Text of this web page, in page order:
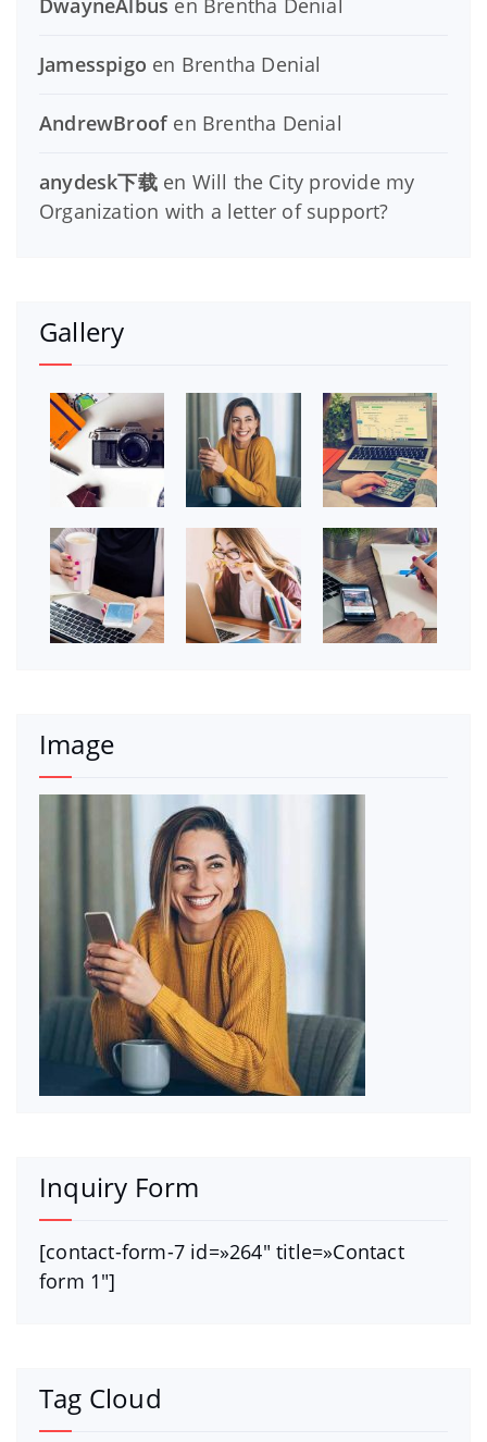
DwayneAlbus en Brentha Denial
Jamesspigo en Brentha Denial
AndrewBroofen Brentha Denial
anydesk下载en Will the City provide my
Organization with a letter of support?
Gallery
Image
Inquiry Form
[contact-form-7 id=»264″ title=»Contact
form 1″]
Tag Cloud